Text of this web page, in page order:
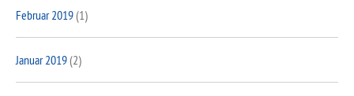
Februar 2019(1)
Januar 2019(2)